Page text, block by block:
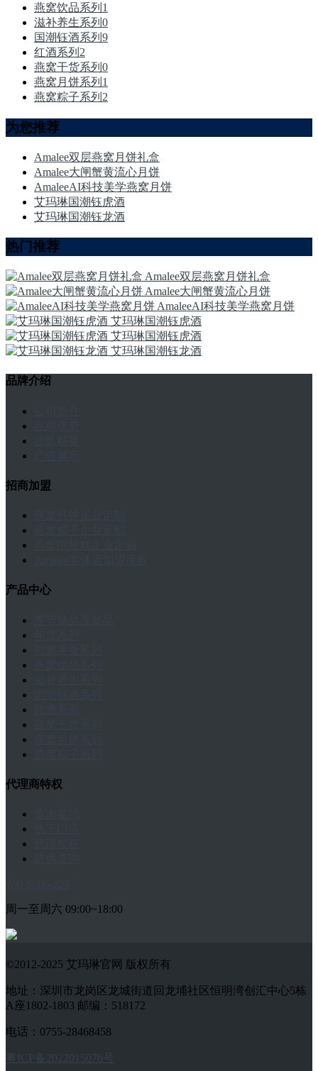
燕窝饮品系列 1
滋补养生系列 0
国潮钰酒系列 9
红酒系列 2
燕窝干货系列 0
燕窝月饼系列 1
燕窝粽子系列 2
为您推荐
Amalee双层燕窝月饼礼盒
Amalee大闸蟹黄流心月饼
AmaleeAI科技美学燕窝月饼
艾玛琳国潮钰虎酒
艾玛琳国潮钰龙酒
热门推荐
Amalee双层燕窝月饼礼盒
Amalee大闸蟹黄流心月饼
AmaleeAI科技美学燕窝月饼
艾玛琳国潮钰虎酒
艾玛琳国潮钰虎酒
艾玛琳国潮钰龙酒
品牌介绍
招商加盟
产品中心
代理商特权
周一至周六 09:00~18:00
©2012-2025 艾玛琳官网 版权所有
地址：深圳市龙岗区龙城街道回龙埔社区恒明湾创汇中心5栋
A座1802-1803 邮编：518172
电话：0755-28468458
粤ICP备2022015076号